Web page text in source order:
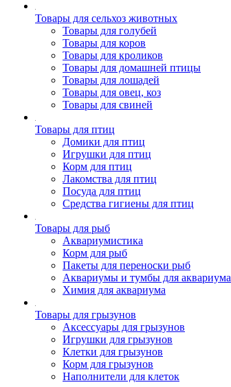
Товары для сельхоз животных
Товары для голубей
Товары для коров
Товары для кроликов
Товары для домашней птицы
Товары для лошадей
Товары для овец, коз
Товары для свиней
Товары для птиц
Домики для птиц
Игрушки для птиц
Корм для птиц
Лакомства для птиц
Посуда для птиц
Средства гигиены для птиц
Товары для рыб
Аквариумистика
Корм для рыб
Пакеты для переноски рыб
Аквариумы и тумбы для аквариума
Химия для аквариума
Товары для грызунов
Аксессуары для грызунов
Игрушки для грызунов
Клетки для грызунов
Корм для грызунов
Наполнители для клеток